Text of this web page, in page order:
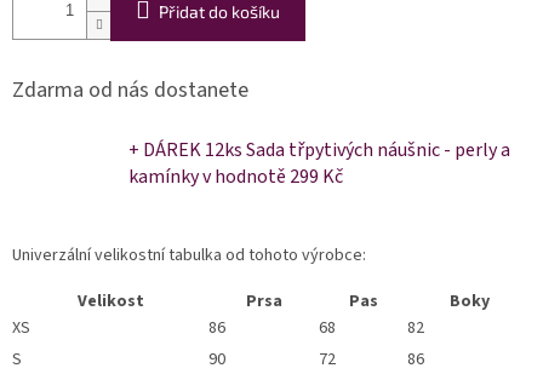
Přidat do košíku
Zdarma od nás dostanete
+ DÁREK 12ks Sada třpytivých náušnic - perly a
kamínkyv hodnotě 299 Kč
Univerzální velikostní tabulka od tohoto výrobce:
Velikost
Prsa Pas
Boky
XS
86 68
82
S
90 72
86